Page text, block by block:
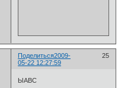
Поделиться 25
2009-
05-22 12:27:59
ЫАВС